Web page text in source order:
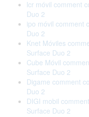
lcr móvil comment
Duo 2
ipo móvil comment
Duo 2
Knet Móviles
Surface Duo 2
Cube Móvil
Surface Duo 2
Digame comment
Duo 2
DIGI mobil
Surface Duo 2